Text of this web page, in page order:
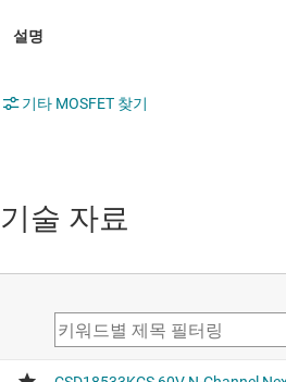
기타 MOSFET 찾기
기술 자료